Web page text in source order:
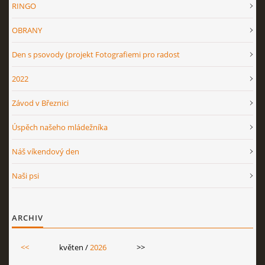
OV NO 2026
RINGO
OBRANY
Den s psovody (projekt Fotografiemi pro radost
2022
Závod v Březnici
Úspěch našeho mládežníka
Náš víkendový den
Naši psi
ARCHIV
<< květen /2026 >>